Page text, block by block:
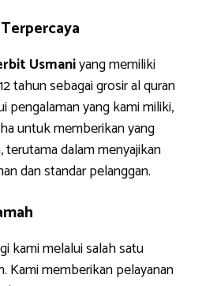
Usmaniyang memiliki
tahun sebagai grosir al quran
pengalaman yang kami miliki,
untuk memberikan yang
dalam menyajikan
dan standar pelanggan.
kami melalui salah satu
Kami memberikan pelayanan